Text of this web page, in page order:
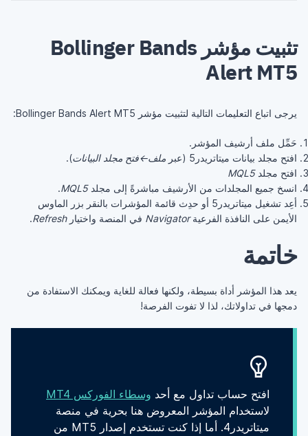
تثبيت مؤشر Bollinger Bands
Alert MT5
يرجى اتباع التعليمات التالية لتثبيت مؤشر Bollinger Bands Alert MT5:
حَمِّل ملف أرشيف المؤشر.
افتح مجلد بيانات ميتاتريدر5 (عبر
ملف←فتح مجلد البيانات).
افتح مجلد MQL5
انسخ جميع المجلدات من الأرشيف مباشرةً إلى مجلدMQL5
.
أعِد تشغيل ميتاتريدر5 أو حدِث قائمة المؤشرات بالنقر بزر الماوس
الأيمن على النافذة الفرعيةNavigator في المنصة واختيارRefresh
.
خاتمة
يعد هذا المؤشر أداة بسيطة، ولكنها فعالة للغاية ويمكنك الاستفادة من
دمجها في تداولاتك، لذا لا تفوت الفرصة!
افتح حساب تداول مع أحد وسطاء الفوركس MT4
لاستخدام المؤشر المعروض هنا بحرية في منصة
ميتاتريدر4. أما إذا كنت تستخدم إصدار MT5 من